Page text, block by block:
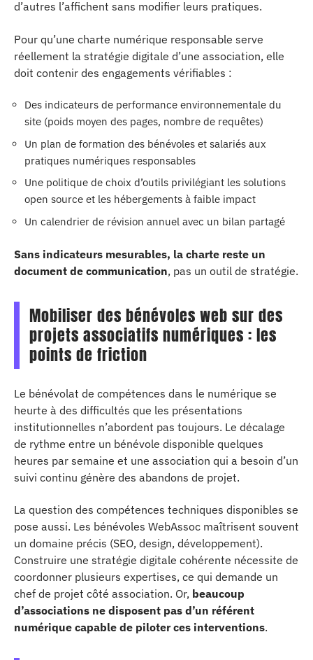
d’autres l’affichent sans modifier leurs pratiques.
Pour qu’une charte numérique responsable serve
réellement la stratégie digitale d’une association, elle
doit contenir des engagements vérifiables :
Des indicateurs de performance environnementale du
site (poids moyen des pages, nombre de requêtes)
Un plan de formation des bénévoles et salariés aux
pratiques numériques responsables
Une politique de choix d’outils privilégiant les solutions
open source et les hébergements à faible impact
Un calendrier de révision annuel avec un bilan partagé
Sans indicateurs mesurables, la charte reste un
document de communication, pas un outil de stratégie.
Mobiliser des bénévoles web sur des
projets associatifs numériques : les
points de friction
Le bénévolat de compétences dans le numérique se
heurte à des difficultés que les présentations
institutionnelles n’abordent pas toujours. Le décalage
de rythme entre un bénévole disponible quelques
heures par semaine et une association qui a besoin d’un
suivi continu génère des abandons de projet.
La question des compétences techniques disponibles se
pose aussi. Les bénévoles WebAssoc maîtrisent souvent
un domaine précis (SEO, design, développement).
Construire une stratégie digitale cohérente nécessite de
coordonner plusieurs expertises, ce qui demande un
chef de projet côté association. Or, beaucoup
d’associations ne disposent pas d’un référent
numérique capable de piloter ces interventions.